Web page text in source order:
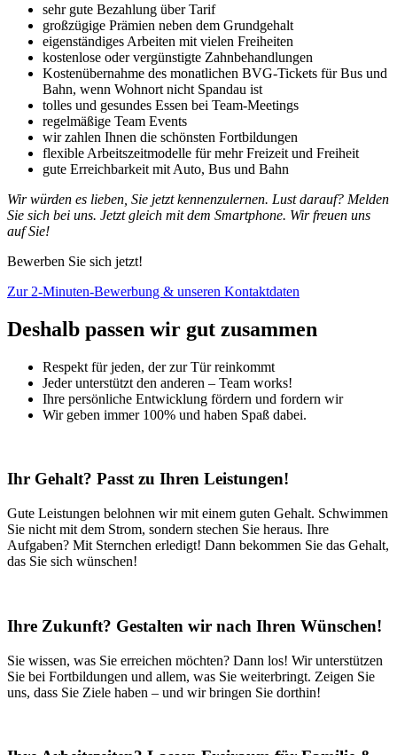
sehr gute Bezahlung über Tarif
großzügige Prämien neben dem Grundgehalt
eigenständiges Arbeiten mit vielen Freiheiten
kostenlose oder vergünstigte Zahnbehandlungen
Kostenübernahme des monatlichen BVG-Tickets für Bus und
Bahn, wenn Wohnort nicht Spandau ist
tolles und gesundes Essen bei Team-Meetings
regelmäßige Team Events
wir zahlen Ihnen die schönsten Fortbildungen
flexible Arbeitszeitmodelle für mehr Freizeit und Freiheit
gute Erreichbarkeit mit Auto, Bus und Bahn
Wir würden es lieben, Sie jetzt kennenzulernen. Lust darauf? Melden
Sie sich bei uns. Jetzt gleich mit dem Smartphone. Wir freuen uns
auf Sie!
Bewerben Sie sich jetzt!
Zur 2-Minuten-Bewerbung & unseren Kontaktdaten
Deshalb passen wir gut zusammen
Respekt für jeden, der zur Tür reinkommt
Jeder unterstützt den anderen – Team works!
Ihre persönliche Entwicklung fördern und fordern wir
Wir geben immer 100% und haben Spaß dabei.
Ihr Gehalt? Passt zu Ihren Leistungen!
Gute Leistungen belohnen wir mit einem guten Gehalt. Schwimmen
Sie nicht mit dem Strom, sondern stechen Sie heraus. Ihre
Aufgaben? Mit Sternchen erledigt! Dann bekommen Sie das Gehalt,
das Sie sich wünschen!
Ihre Zukunft? Gestalten wir nach Ihren Wünschen!
Sie wissen, was Sie erreichen möchten? Dann los! Wir unterstützen
Sie bei Fortbildungen und allem, was Sie weiterbringt. Zeigen Sie
uns, dass Sie Ziele haben – und wir bringen Sie dorthin!